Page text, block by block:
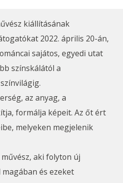
kiállításának
2022. április 20-án,
sajátos, egyedi utat
színskálától a
az anyag, a
formálja képeit. Az őt ért
melyeken megjelenik
aki folyton új
és ezeket